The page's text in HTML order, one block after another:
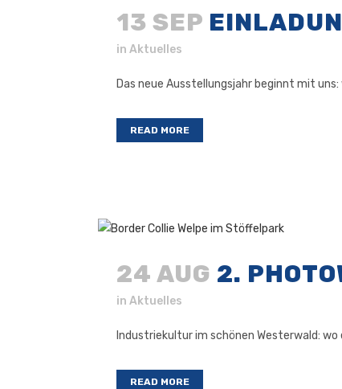
13 SEP
in Aktuelles
Das neue Ausstellungsjahr beginnt mit
READ MORE
24 AUG 2.
in Aktuelles
Industriekultur im schönen Westerwald:
READ MORE